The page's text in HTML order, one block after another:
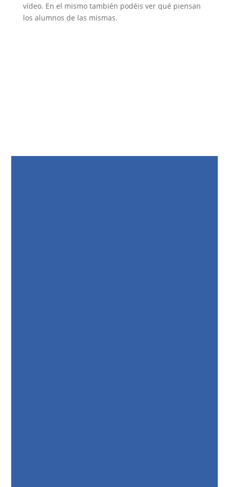
vídeo. En el mismo también podéis ver qué piensan
los alumnos de las mismas.